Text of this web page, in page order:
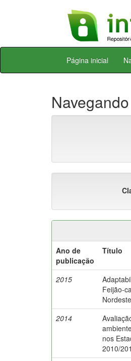
Skip
Página inicial
Ano de
publicação
Título
2015
Feijão-
2014
nos
2010/